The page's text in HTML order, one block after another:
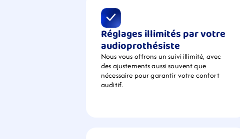
Réglages illimités par votre
audioprothésiste
Nous vous offrons un suivi illimité, avec
des ajustements aussi souvent que
nécessaire pour garantir votre confort
auditif.